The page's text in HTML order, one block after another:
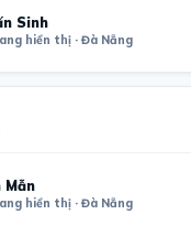
Sinh
hiển thị · Đà Nẵng
Mẫn
hiển thị · Đà Nẵng